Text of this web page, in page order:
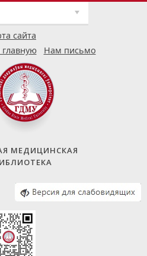
сайта
Нам письмо
МЕДИЦИНСКАЯ